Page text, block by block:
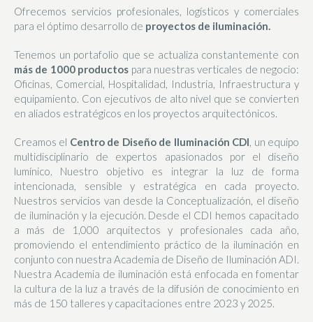
Ofrecemos servicios profesionales, logísticos y comerciales
para el óptimo desarrollo de proyectos de iluminación.
Tenemos un portafolio que se actualiza constantemente con
más de 1000 productos para nuestras verticales de negocio:
Oficinas, Comercial, Hospitalidad, Industria, Infraestructura y
equipamiento. Con ejecutivos de alto nivel que se convierten
en aliados estratégicos en los proyectos arquitectónicos.
Creamos el Centro de Diseño de Iluminación CDI, un equipo
multidisciplinario de expertos apasionados por el diseño
lumínico. Nuestro objetivo es integrar la luz de forma
intencionada, sensible y estratégica en cada proyecto.
Nuestros servicios van desde la Conceptualización, el diseño
de iluminación y la ejecución. Desde el CDI hemos capacitado
a más de 1,000 arquitectos y profesionales cada año,
promoviendo el entendimiento práctico de la iluminación en
conjunto con nuestra Academia de Diseño de Iluminación ADI.
Nuestra Academia de iluminación está enfocada en fomentar
la cultura de la luz a través de la difusión de conocimiento en
más de 150 talleres y capacitaciones entre 2023 y 2025.